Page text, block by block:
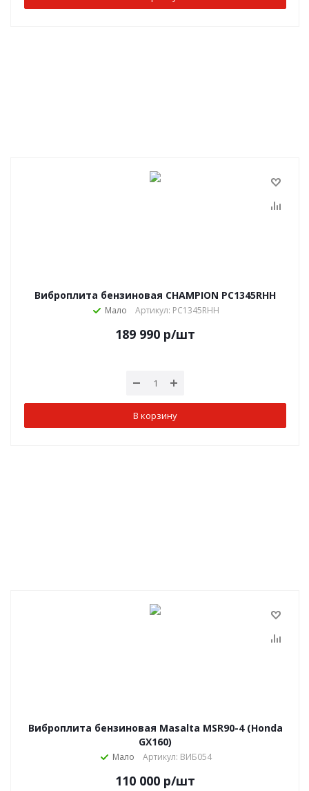
Виброплита бензиновая CHAMPION PC1345RHH
Мало Артикул: PC1345RHH
189 990 р/шт
В корзину
Виброплита бензиновая Masalta MSR90-4 (Honda
GX160)
Мало Артикул: ВИБ054
110 000 р/шт